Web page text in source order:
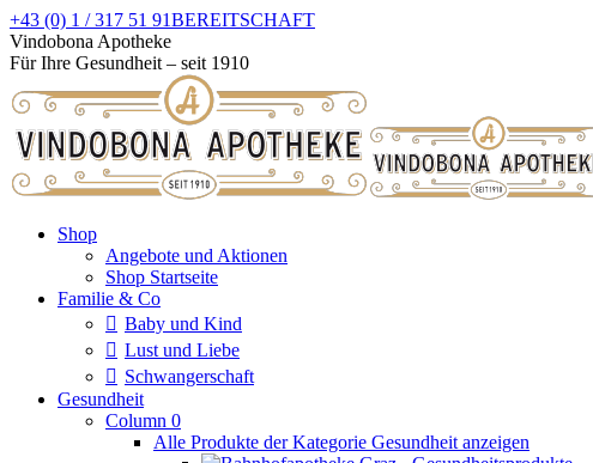
Zum
Inhalt
springen
+43 (0) 1 / 317 51 91BEREITSCHAFT
Facebook
page
in
new
window
Instagram
page
in
new
window
Vindobona Apotheke
Für Ihre Gesundheit – seit 1910
Shop
Angebote und Aktionen
Shop Startseite
Familie & Co
Baby und Kind
Lust und Liebe
Schwangerschaft
Gesundheit
Column 0
Alle Produkte der Kategorie Gesundheit anzeigen